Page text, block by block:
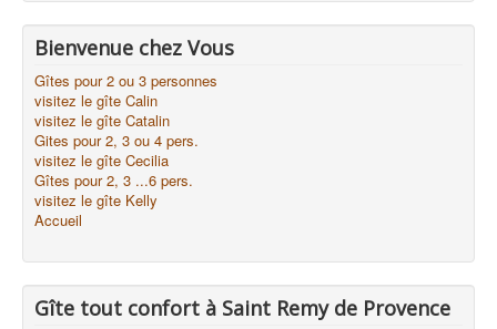
Bienvenue chez Vous
Gîtes pour 2 ou 3 personnes
visitez le gîte Calin
visitez le gîte Catalin
Gites pour 2, 3 ou 4 pers.
visitez le gîte Cecilia
Gîtes pour 2, 3 ...6 pers.
visitez le gîte Kelly
Accueil
Gîte tout confort à Saint Remy de Provence